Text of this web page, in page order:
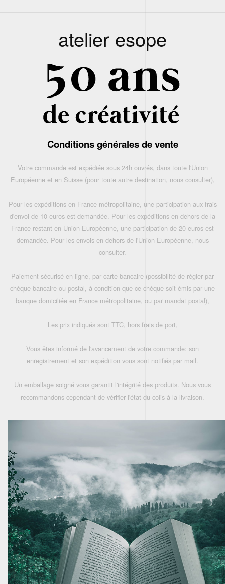
atelier esope
Conditions générales de vente
Votre commande est expédiée sous 24h ouvrés, dans toute l'Union
Européenne et en Suisse (pour toute autre destination, nous consulter),
Pour les expéditions en France métropolitaine, une participation aux frais
d'envoi de 10 euros est demandée. Pour les expéditions en dehors de la
France restant en Union Européenne, une participation de 20 euros est
demandée. Pour les envois en dehors de l'Union Européenne, nous
consulter.
Paiement sécurisé en ligne, par carte bancaire (possibilité de régler par
chèque bancaire ou postal, à condition que ce chèque soit émis par une
banque domiciliée en France métropolitaine, ou par mandat postal),
Les prix indiqués sont TTC, hors frais de port,
Vous êtes informé de l'avancement de votre commande: son
enregistrement et son expédition vous sont notifiés par mail.
Un emballage soigné vous garantit l'intégrité des produits. Nous vous
recommandons cependant de vérifier l'état du colis à la livraison.